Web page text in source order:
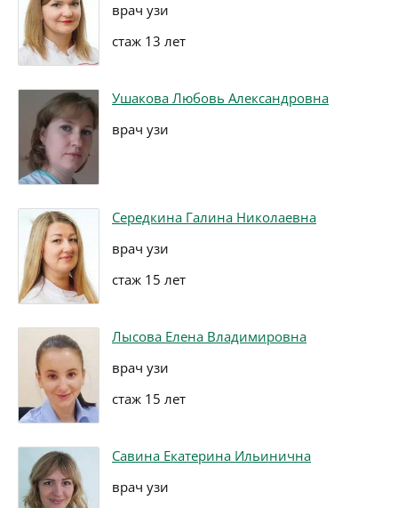
врач узи
стаж 13 лет
Ушакова Любовь Александровна
врач узи
Середкина Галина Николаевна
врач узи
стаж 15 лет
Лысова Елена Владимировна
врач узи
стаж 15 лет
Савина Екатерина Ильинична
врач узи